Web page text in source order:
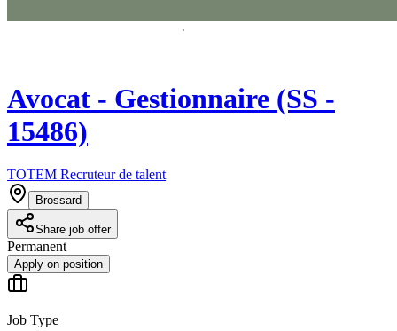
Avocat - Gestionnaire (SS -
15486)
TOTEM Recruteur de talent
Brossard
Share job offer
Permanent
Apply on position
Job Type